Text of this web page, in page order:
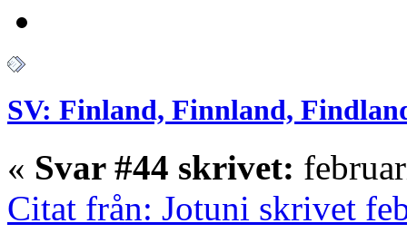
SV: Finland, Finnland,
« Svar #44 skrivet:
Citat från: Jotuni skrivet